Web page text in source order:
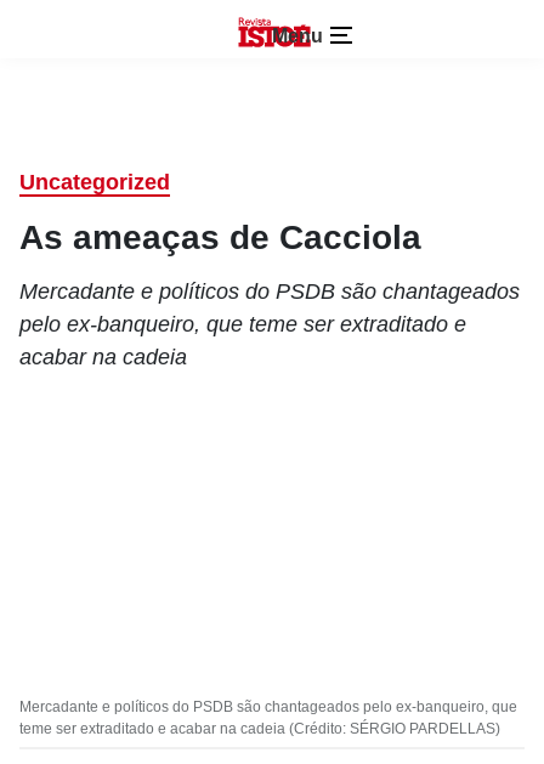
Menu
Uncategorized
As ameaças de Cacciola
Mercadante e políticos do PSDB são chantageados
pelo ex-banqueiro, que teme ser extraditado e
acabar na cadeia
Mercadante e políticos do PSDB são chantageados pelo ex-banqueiro, que
teme ser extraditado e acabar na cadeia (Crédito: SÉRGIO PARDELLAS)